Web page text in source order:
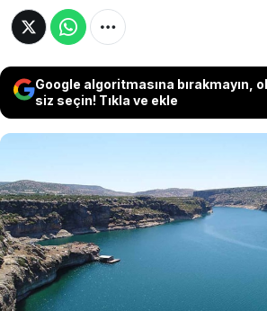
Google algoritmasına bırakmayın,
siz seçin! Tıkla ve ekle
Fırat Nehri'ndeki su seviyesi
düştü. Irak Su Kaynakları
nehir tamamen kuruyabilir"
İncil’deki "Vahiy"
tasvirleri yeniden gündeme
dünyanın sonu uyarısı yaptı.